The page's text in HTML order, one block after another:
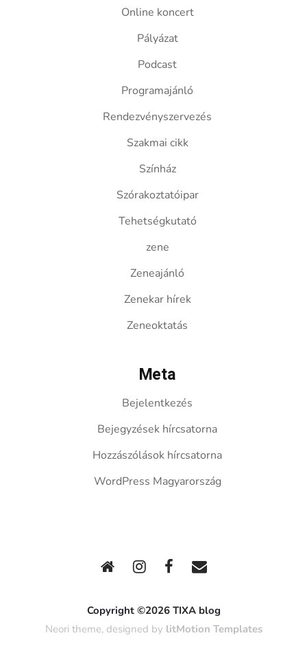
Online koncert
Pályázat
Podcast
Programajánló
Rendezvényszervezés
Szakmai cikk
Színház
Szórakoztatóipar
Tehetségkutató
zene
Zeneajánló
Zenekar hírek
Zeneoktatás
Meta
Bejelentkezés
Bejegyzések hírcsatorna
Hozzászólások hírcsatorna
WordPress Magyarország
Copyright ©2026 TIXA blog
Neori theme, designed by litMotion Templates